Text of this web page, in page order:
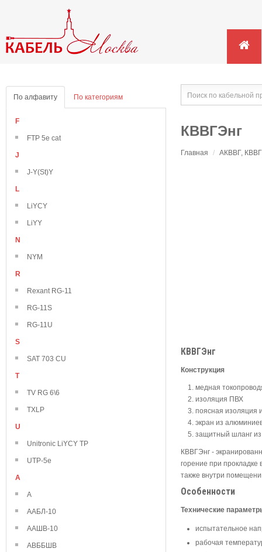
По алфавиту По категориям
F
FTP 5e cat
J
J-Y(St)Y
L
LiYCY
LiYY
N
NYM
R
Rexant RG-11
RG-11S
RG-11U
S
SAT 703 CU
T
TV RG 6\6
TXLP
U
Unitronic LiYCY TP
UTP-5e
А
А
ААБЛ-10
ААШВ-10
АВББШВ
КВВГЭнг
Главная / АКВВГ,
КВВГЭнг
Конструкция
медная
изоляция ПВХ
поясная изоляция
экран из
защитный шланг
КВВГЭнг -
горение при прокладке
также внутри
Особенности
Технические
испытательное
рабочая